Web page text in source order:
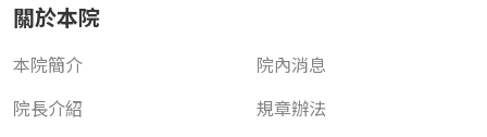
關於本院
本院簡介
院長介紹
院內消息
規章辦法